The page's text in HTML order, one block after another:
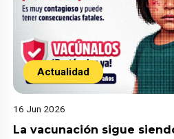
Actualidad
16 Jun 2026
La vacunación sigue